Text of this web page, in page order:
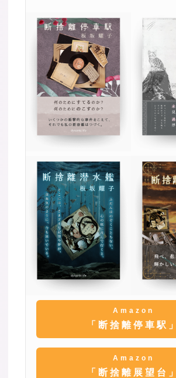
Amazon
「断捨離停車駅」
Amazon
「断捨離展望台」